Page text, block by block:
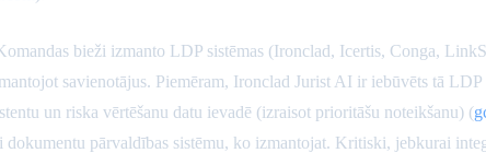
bieži izmanto LDP sistēmas (Ironclad, Icertis, Conga,
savienotājus. Piemēram, Ironclad Jurist AI ir iebūvēts tā LDP
un riska vērtēšanu datu ievadē (izraisot prioritāšu noteikšanu) (
pārvaldības sistēmu, ko izmantojat. Kritiski, jebkurai